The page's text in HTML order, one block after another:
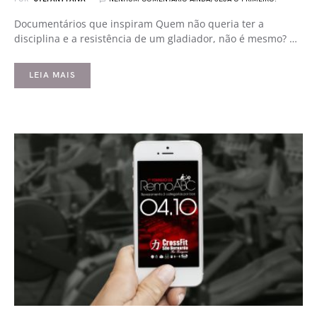
Documentários que inspiram Quem não queria ter a
disciplina e a resistência de um gladiador, não é mesmo? …
LEIA MAIS